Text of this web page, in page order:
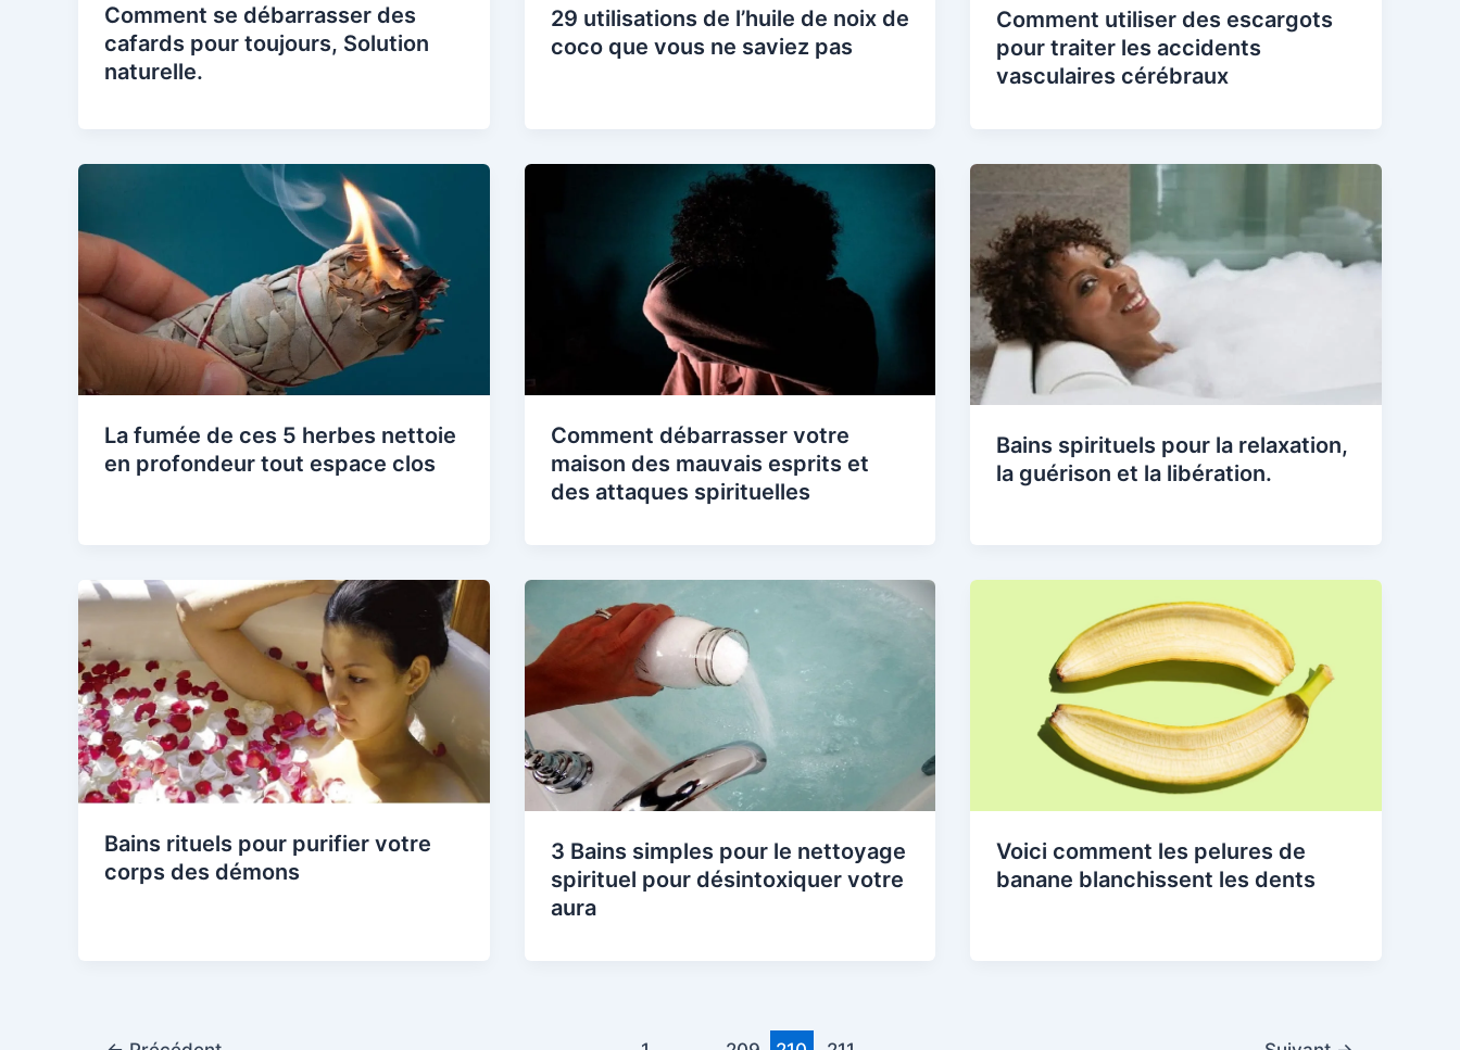
Comment se débarrasser des
cafards pour toujours, Solution
naturelle.
29 utilisations de l’huile de noix de
coco que vous ne saviez pas
Comment utiliser des escargots
pour traiter les accidents
vasculaires cérébraux
La fumée de ces 5 herbes nettoie
en profondeur tout espace clos
Comment débarrasser votre
maison des mauvais esprits et
des attaques spirituelles
Bains spirituels pour la relaxation,
la guérison et la libération.
Bains rituels pour purifier votre
corps des démons
3 Bains simples pour le nettoyage
spirituel pour désintoxiquer votre
aura
Voici comment les pelures de
banane blanchissent les dents